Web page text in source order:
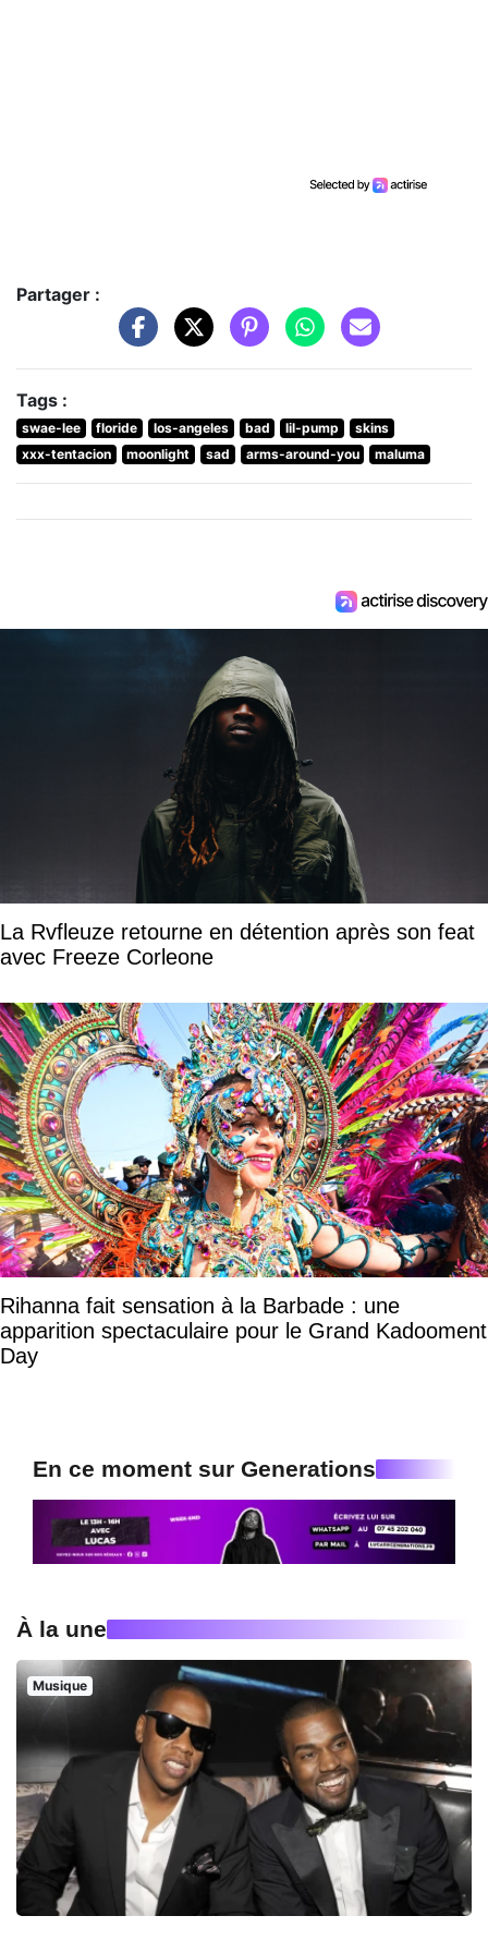
Partager :
Tags :
swae-lee floride los-angeles bad lil-pump
skins
xxx-tentacion
moonlight sad arms-around-you maluma
La Rvfleuze retourne en détention après son feat
avec Freeze Corleone
Rihanna fait sensation à la Barbade : une
apparition spectaculaire pour le Grand Kadooment
Day
En ce moment sur Generations
À la une
Musique